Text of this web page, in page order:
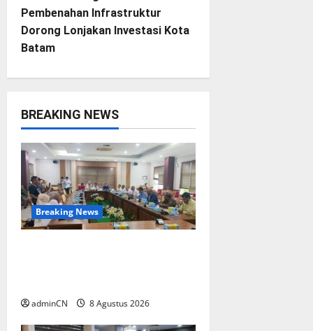
n
a
i
g
a
t
i
n
Pembenahan Infrastruktur
Dorong Lonjakan Investasi Kota
Batam
BREAKING NEWS
Breaking News
adminCN 8 Agustus 2026